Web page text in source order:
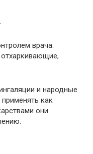
врача.
и народные
как
они